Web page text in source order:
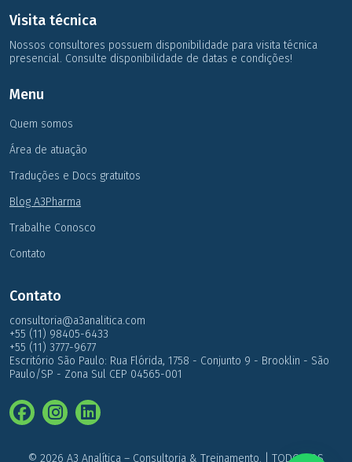
Visita técnica
Nossos consultores possuem disponibilidade para visita técnica
presencial. Consulte disponibilidade de datas e condições!
Menu
Quem somos
Área de atuação
Traduções e Docs gratuitos
Blog A3Pharma
Trabalhe Conosco
Contato
Contato
consultoria@a3analitica.com
+55 (11) 98405-6433
+55 (11) 3777-9677
Escritório São Paulo: Rua Flórida, 1758 - Conjunto 9 - Brooklin - São
Paulo/SP - Zona Sul CEP 04565-001
© 2026 A3 Analítica – Consultoria & Treinamento. | TODOS OS